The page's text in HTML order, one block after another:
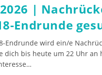
Ausgeschrieben
2026 |
Endrunde
Endrunde wird ein/e
dich bis heute um 22 Uhr an